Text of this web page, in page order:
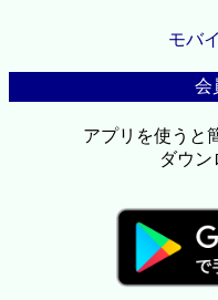
モバ
会
アプリを使うと
ダウン